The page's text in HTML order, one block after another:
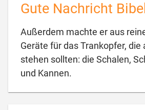
Gute Nachricht
Außerdem machte er aus
Geräte für das Trankopfer, die
stehen sollten: die Schalen,
und Kannen.